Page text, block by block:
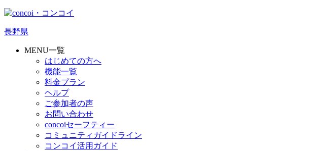
長野県
MENU一覧
はじめての方へ
機能一覧
料金プラン
ヘルプ
ご参加者の声
お問い合わせ
concoiセーフティー
コミュニティガイドライン
コンコイ活用ガイド